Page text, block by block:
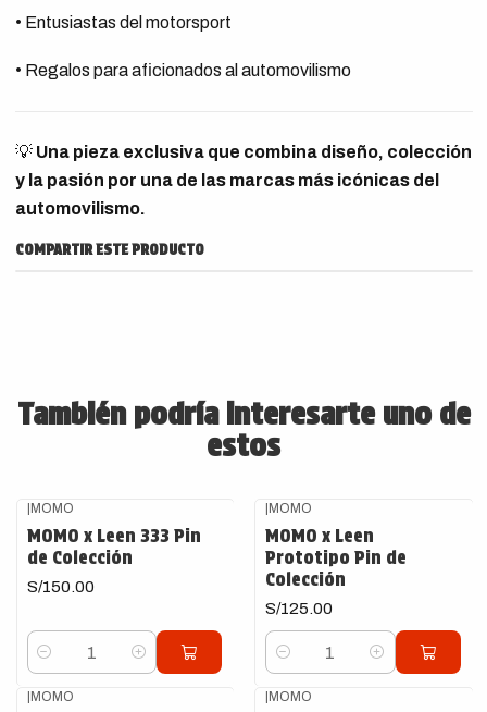
• Entusiastas del motorsport
• Regalos para aficionados al automovilismo
💡 Una pieza exclusiva que combina diseño, colección
y la pasión por una de las marcas más icónicas del
automovilismo.
COMPARTIR ESTE PRODUCTO
También podría interesarte uno de
estos
|MOMO
MOMO x Leen 333 Pin
de Colección
S/150.00
Cantidad
|MOMO
MOMO x Leen
Prototipo Pin de
Colección
S/125.00
Cantidad
|MOMO |MOMO